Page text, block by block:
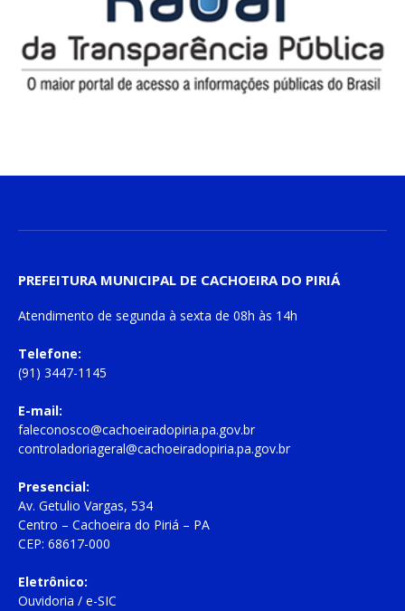
PREFEITURA MUNICIPAL DE CACHOEIRA DO PIRIÁ
Atendimento de segunda à sexta de 08h às 14h
Telefone:
(91) 3447-1145
E-mail:
faleconosco@cachoeiradopiria.pa.gov.br
controladoriageral@cachoeiradopiria.pa.gov.br
Presencial:
Av. Getulio Vargas, 534
Centro – Cachoeira do Piriá – PA
CEP: 68617-000
Eletrônico:
Ouvidoria / e-SIC